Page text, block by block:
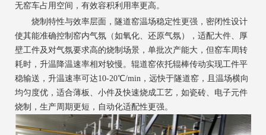
无窑车占用空间，有效容积利用率更高。
烧制特性与效率层面，隧道窑温场稳定性更强，密闭性设计
使其能准确控制窑内气氛（如氧化、还原气氛），适配大件、厚
壁工件及对气氛要求高的烧制场景，单批次产能大，但窑车周转
耗时，升温降温速率相对较慢。辊道窑依托辊棒传动实现工件平
稳输送，升温速率可达10-20℃/min，远快于隧道窑，且温场横向
均匀度优，适合薄板、小件及快速烧成工艺，如瓷砖、电子元件
烧制，生产周期更短，自动化适配性更强。